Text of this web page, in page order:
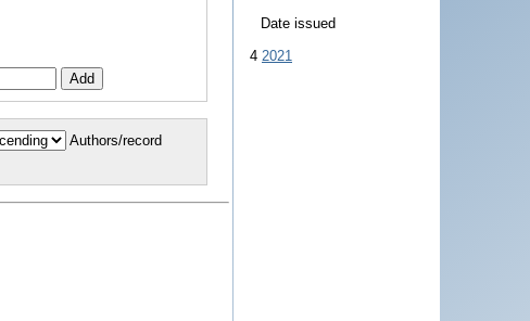
Authors/record
Date issued
4 2021